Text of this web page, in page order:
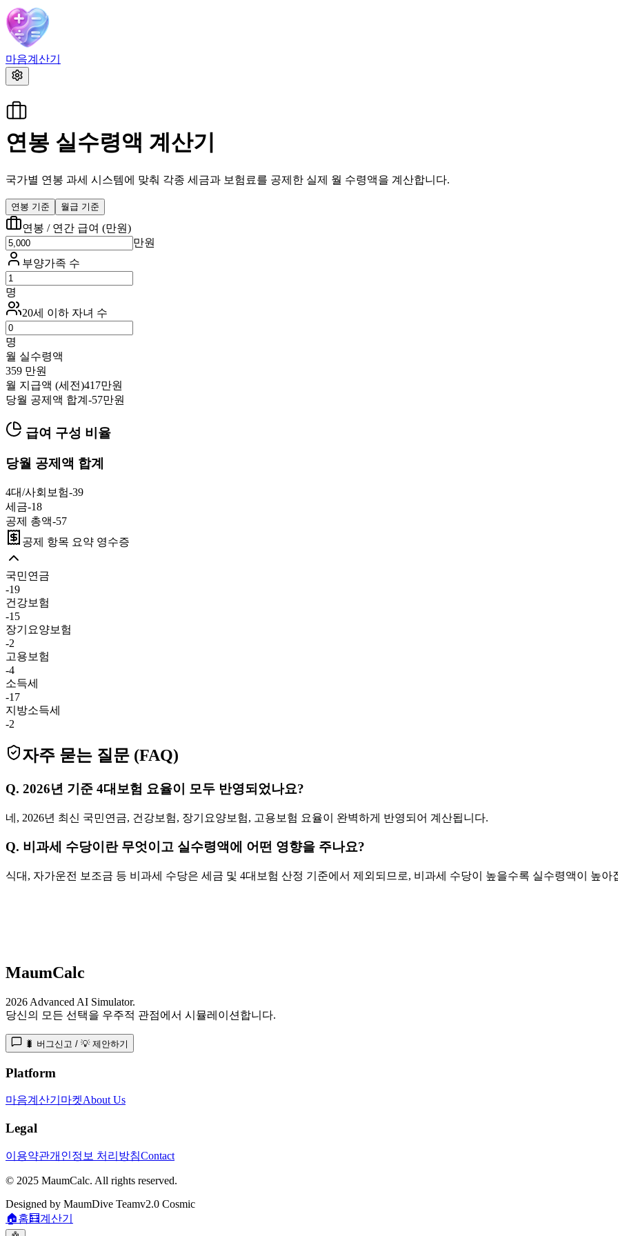
마음계산기
연봉 실수령액 계산기
국가별 연봉 과세 시스템에 맞춰 각종 세금과 보험료를 공제한 실제 월 수령액을 계산합니다.
연봉 기준 월급 기준
연봉 / 연간 급여 (만원)
만원
부양가족 수
명
20세 이하 자녀 수
명
월 실수령액
359 만원
월 지급액 (세전)417만원
당월 공제액 합계 -57만원
급여 구성 비율
당월 공제액 합계
4대/사회보험-39
세금-18
공제 총액-57
공제 항목 요약 영수증
국민연금
-19
건강보험
-15
장기요양보험
-2
고용보험
-4
소득세
-17
지방소득세
-2
자주 묻는 질문 (FAQ)
Q. 2026년 기준 4대보험 요율이 모두 반영되었나요?
네, 2026년 최신 국민연금, 건강보험, 장기요양보험, 고용보험 요율이 완벽하게 반영되어 계산됩니다.
Q. 비과세 수당이란 무엇이고 실수령액에 어떤 영향을 주나요?
식대, 자가운전 보조금 등 비과세 수당은 세금 및 4대보험 산정 기준에서 제외되므로, 비과세 수당이 높을수록 실수령액이 높아
MaumCalc
2026 Advanced AI Simulator.
당신의 모든 선택을 우주적 관점에서 시뮬레이션합니다.
🐛 버그신고 / 💡 제안하기
Platform
마음계산기 마켓About Us
Legal
이용약관개인정보 처리방침Contact
© 2025 MaumCalc. All rights reserved.
Designed by MaumDive Teamv2.0 Cosmic
🏠홈🧮계산기